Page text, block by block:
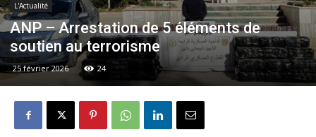
L'Actualité
ANP – Arrestation de 5 éléments de
soutien au terrorisme
25 février 2026 24